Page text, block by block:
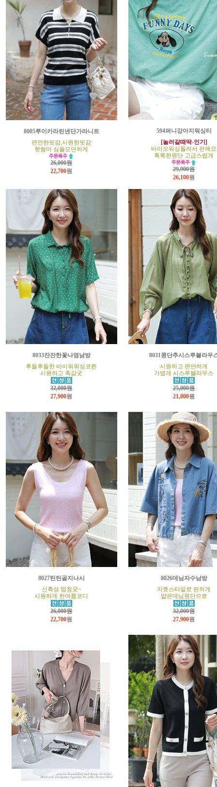
8005루이카라린넨단가라니트
편안한핏감,시원한핏감
핫썸머 심플모던하게
26,000원
22,700원
594퍼니강아지워싱티
[놀러갈때딱-인기]
바이오워싱돌려서 편해요
톡톡한원단 고급스럽게
29,900원
26,100원
8033잔잔한꽃나염남방
후들후들한 바이워워싱코튼
시원하고 촉감굿
32,000원
27,900원
8031콩단추시스루블라우
시원하고 편안하게
가볍게 시스루블라우스
25,000원
21,800원
8027틴틴골지나시
신축성 엄청굿~
시원하게 한여름코디
26,000원
22,700원
8026데님자수남방
자켓스타일로 편하게
얇은데님원단으로
32,000원
27,900원